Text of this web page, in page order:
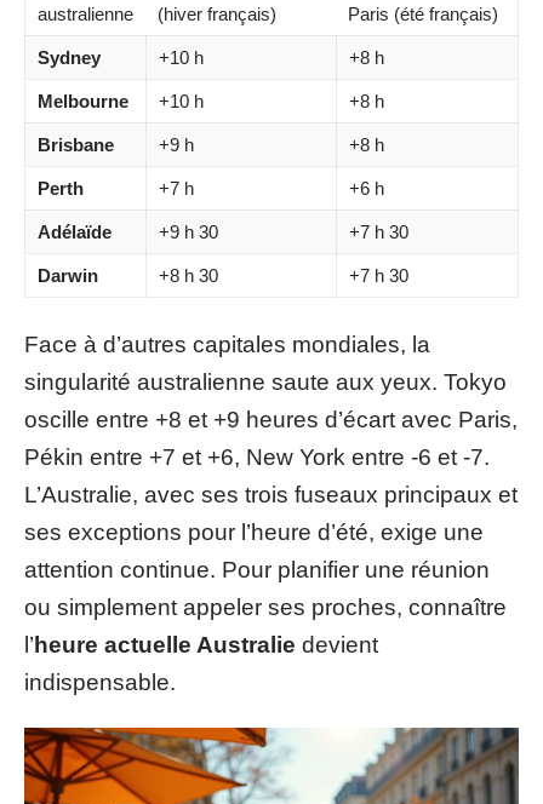
australienne
(hiver français)
Paris (été français)
Sydney +10 h +8 h
Melbourne +10 h +8 h
Brisbane +9 h +8 h
Perth +7 h +6 h
Adélaïde +9 h 30 +7 h 30
Darwin +8 h 30 +7 h 30
Face à d’autres capitales mondiales, la
singularité australienne saute aux yeux. Tokyo
oscille entre +8 et +9 heures d’écart avec Paris,
Pékin entre +7 et +6, New York entre -6 et -7.
L’Australie, avec ses trois fuseaux principaux et
ses exceptions pour l’heure d’été, exige une
attention continue. Pour planifier une réunion
ou simplement appeler ses proches, connaître
l’heure actuelle Australie devient
indispensable.